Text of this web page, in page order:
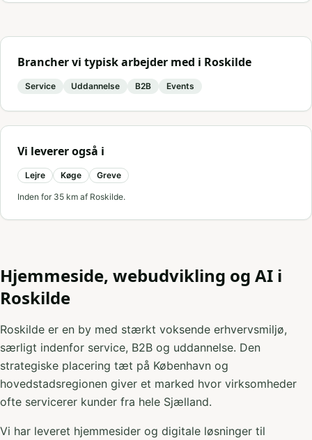
Brancher vi typisk arbejder med i Roskilde
Service Uddannelse B2B Events
Vi leverer også i
Lejre Køge Greve
Inden for 35 km af Roskilde.
Hjemmeside, webudvikling og AI i
Roskilde
Roskilde er en by med stærkt voksende erhvervsmiljø,
særligt indenfor service, B2B og uddannelse. Den
strategiske placering tæt på København og
hovedstadsregionen giver et marked hvor virksomheder
ofte servicerer kunder fra hele Sjælland.
Vi har leveret hjemmesider og digitale løsninger til